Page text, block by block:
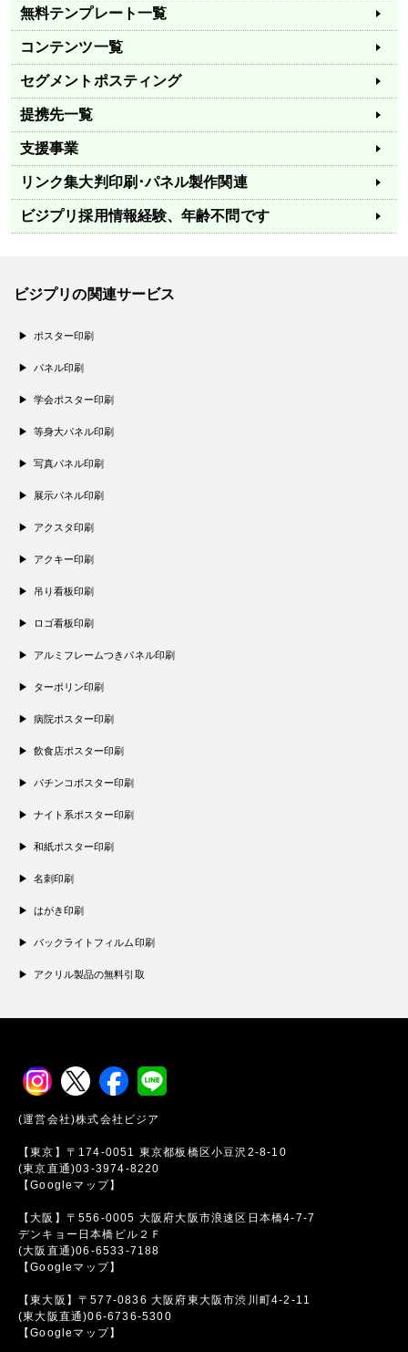
無料テンプレート一覧
コンテンツ一覧
セグメントポスティング
提携先一覧
支援事業
リンク集大判印刷･パネル製作関連
ビジプリ採用情報経験、年齢不問です
ビジプリの関連サービス
ポスター印刷
パネル印刷
学会ポスター印刷
等身大パネル印刷
写真パネル印刷
展示パネル印刷
アクスタ印刷
アクキー印刷
吊り看板印刷
ロゴ看板印刷
アルミフレームつきパネル印刷
ターポリン印刷
病院ポスター印刷
飲食店ポスター印刷
パチンコポスター印刷
ナイト系ポスター印刷
和紙ポスター印刷
名刺印刷
はがき印刷
バックライトフィルム印刷
アクリル製品の無料引取
(運営会社)株式会社ビジア
【東京】〒174-0051 東京都板橋区小豆沢2-8-10
(東京直通)03-3974-8220
【Googleマップ】
【大阪】〒556-0005 大阪府大阪市浪速区日本橋4-7-7
デンキョー日本橋ビル２Ｆ
(大阪直通)06-6533-7188
【Googleマップ】
【東大阪】〒577-0836 大阪府東大阪市渋川町4-2-11
(東大阪直通)06-6736-5300
【Googleマップ】